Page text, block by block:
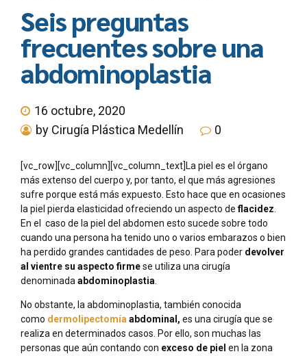
Seis preguntas
frecuentes sobre una
abdominoplastia
16 octubre, 2020
by Cirugía Plástica Medellín
0
[vc_row][vc_column][vc_column_text]La piel es el órgano
más extenso del cuerpo y, por tanto, el que más agresiones
sufre porque está más expuesto. Esto hace que en ocasiones
la piel pierda elasticidad ofreciendo un aspecto deflacidez
En el caso de la piel del abdomen esto sucede sobre todo
cuando una persona ha tenido uno o varios embarazos o bien
ha perdido grandes cantidades de peso. Para poder devolver
al vientre su aspecto firmese utiliza una cirugía
denominada abdominoplastia
No obstante, la abdominoplastia, también conocida
como dermolipectomía abdominal, es una cirugía que se
realiza en determinados casos. Por ello, son muchas las
personas que aún contando con exceso de piel en la zona